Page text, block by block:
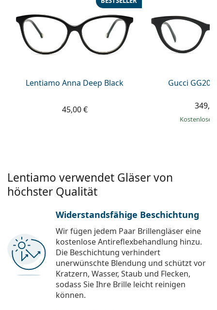
Prada
Alle Marken
Lentiamo Anna Deep Black
45,00 €
Gucci
Kostenloser
Lentiamo verwendet Gläser von
höchster Qualität
Widerstandsfähige Beschichtung
Wir fügen jedem Paar Brillengläser eine
kostenlose Antireflexbehandlung hinzu.
Die Beschichtung verhindert
unerwünschte Blendung und schützt vor
Kratzern, Wasser, Staub und Flecken,
sodass Sie Ihre Brille leicht reinigen
können.